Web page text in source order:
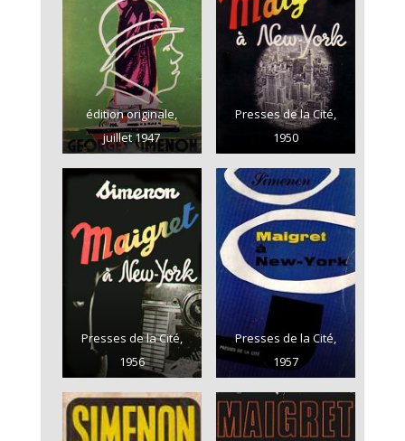
édition originale,
juillet 1947
Presses de la Cité,
1950
Presses de la Cité,
1956
Presses de la Cité,
1957